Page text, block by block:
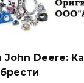
John Deere: